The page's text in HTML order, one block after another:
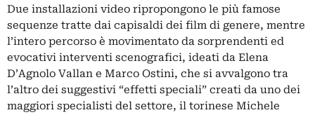
Due installazioni video ripropongono le più famose
sequenze tratte dai capisaldi dei film di genere, mentre
l’intero percorso è movimentato da sorprendenti ed
evocativi interventi scenografici, ideati da Elena
D’Agnolo Vallan e Marco Ostini, che si avvalgono tra
l’altro dei suggestivi “effetti speciali” creati da uno dei
maggiori specialisti del settore, il torinese Michele